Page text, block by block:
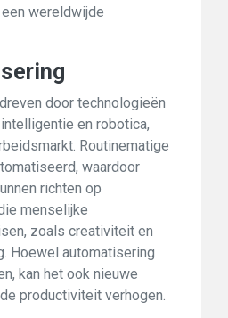
wereldwijde
door technologieën
en robotica,
Routinematige
waardoor
richten op
menselijke
zoals creativiteit en
Hoewel automatisering
kan het ook nieuwe
productiviteit verhogen.